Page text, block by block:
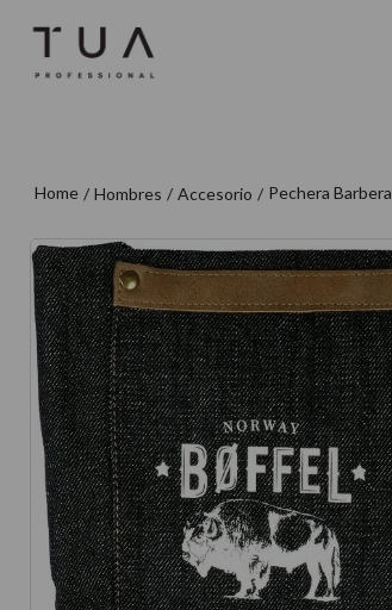
Hombres Accesorio Pechera Barbera